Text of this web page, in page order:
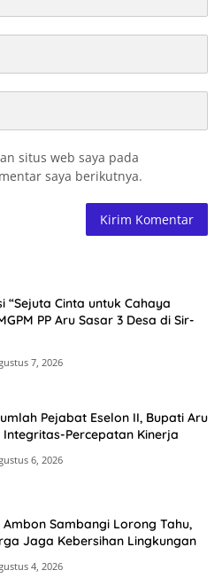
situs web saya pada
saya berikutnya.
“Sejuta Cinta untuk Cahaya
PP Aru Sasar 3 Desa di Sir-
7, 2026
Pejabat Eselon II, Bupati Aru
Integritas-Percepatan Kinerja
6, 2026
Sambangi Lorong Tahu,
Jaga Kebersihan Lingkungan
4, 2026